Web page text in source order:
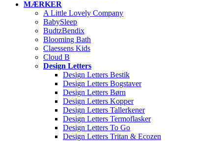
MÆRKER
A Little Lovely Company
BabySleep
BudtzBendix
Blooming Bath
Claessens Kids
Cloud B
Design Letters
Design Letters Bestik
Design Letters Bogstaver
Design Letters Børn
Design Letters Kopper
Design Letters Tallerkener
Design Letters Termoflasker
Design Letters To Go
Design Letters Tritan & Ecozen